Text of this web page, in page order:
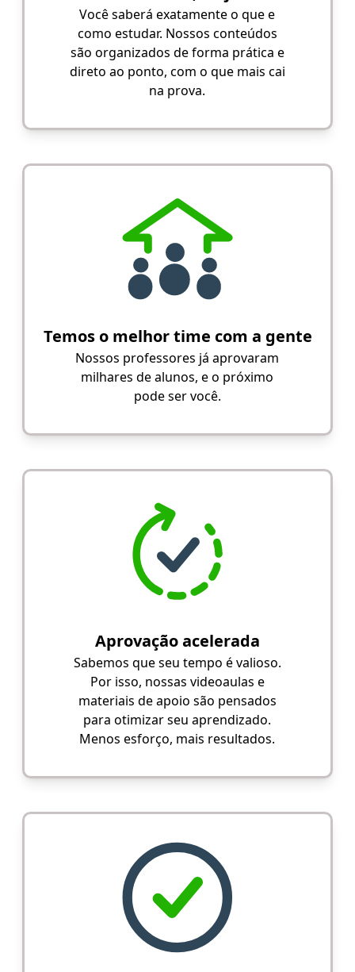
Você saberá exatamente o que e
como estudar. Nossos conteúdos
são organizados de forma prática e
direto ao ponto, com o que mais cai
na prova.
Temos o melhor time com a gente
Nossos professores já aprovaram
milhares de alunos, e o próximo
pode ser você.
Aprovação acelerada
Sabemos que seu tempo é valioso.
Por isso, nossas videoaulas e
materiais de apoio são pensados
para otimizar seu aprendizado.
Menos esforço, mais resultados.